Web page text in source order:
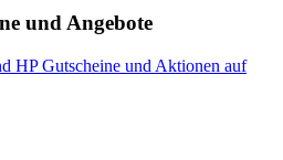
und Angebote
HP Gutscheine und Aktionen auf